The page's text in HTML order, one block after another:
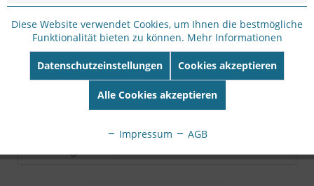
Hersteller Artikel-
Nr:
DS-1280ZJ-DM18
EAN:
6954273658656
Hik white Aluminum alloy 101 mmmehr
Diese Website verwendet Cookies, um Ihnen die bestmögliche
Funktionalität bieten zu können. Mehr Informationen
Datenschutzeinstellungen Cookies akzeptieren
Alle Cookies akzeptieren
Impressum AGB